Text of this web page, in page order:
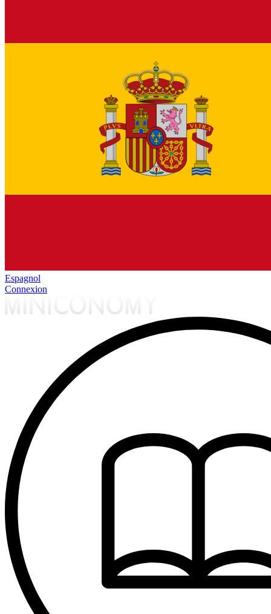
Espagnol
Connexion